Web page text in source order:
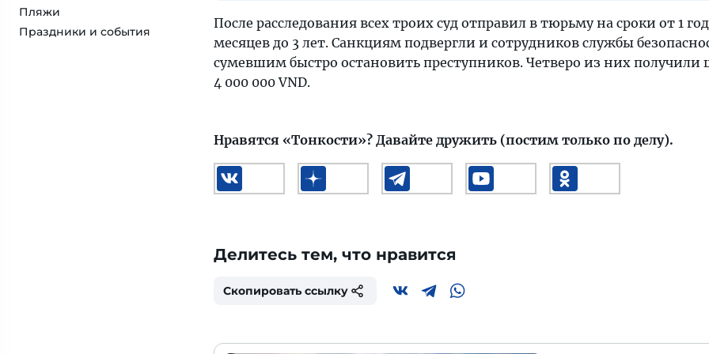
Пляжи
Праздники и события
После расследования всех троих суд отправил в тюрьму на сроки от 1
месяцев до 3 лет. Санкциям подвергли и сотрудников службы
сумевшим быстро остановить преступников. Четверо из них получили
4 000 000 VND.
Нравятся «Тонкости»? Давайте дружить (постим только по делу).
Делитесь тем, что нравится
Скопировать ссылку